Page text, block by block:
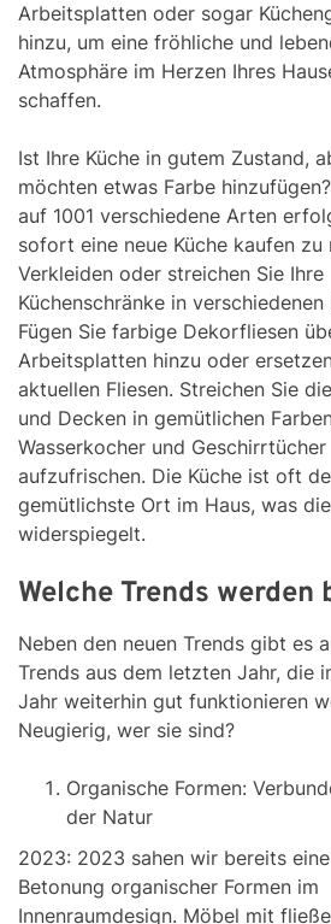
Arbeitsplatten oder sogar
hinzu, um eine fröhliche und
Atmosphäre im Herzen Ihres
schaffen.
Ist Ihre Küche in gutem Zustand,
möchten etwas Farbe
auf 1001 verschiedene Arten
sofort eine neue Küche kaufen zu
Verkleiden oder streichen Sie Ihre
Küchenschränke in verschiedenen
Fügen Sie farbige Dekorfliesen
Arbeitsplatten hinzu oder
aktuellen Fliesen. Streichen Sie
und Decken in gemütlichen
Wasserkocher und Geschirrtücher
aufzufrischen. Die Küche ist oft
gemütlichste Ort im Haus, was
widerspiegelt.
Welche Trends werden
Neben den neuen Trends gibt es
Trends aus dem letzten Jahr, die
Jahr weiterhin gut funktionieren
Neugierig, wer sie sind?
Organische Formen:
der Natur
2023: 2023 sahen wir bereits
Betonung organischer Formen im
Innenraumdesign. Möbel mit